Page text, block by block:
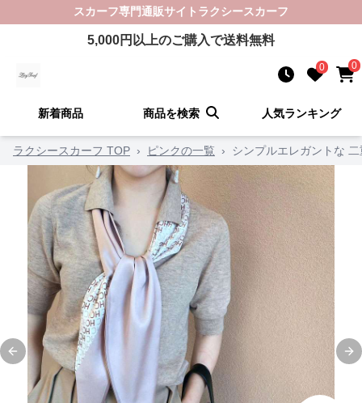
スカーフ専門通販サイト ラクシースカーフ
5,000円以上のご購入で送料無料
0 0
新着商品 商品を検索 人気ランキング
ラクシースカーフ TOP › ピンクの一覧 › シンプルエレガントな
Previous slide